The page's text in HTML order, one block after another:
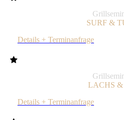
SURF &
Details + Terminanfrage
LACHS &
Details + Terminanfrage